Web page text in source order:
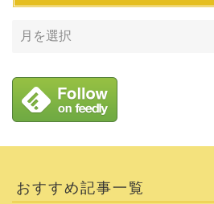
おすすめ記事一覧